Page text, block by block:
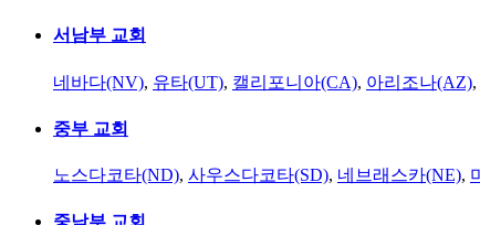
서남부 교회
네바다(NV), 유타(UT), 캘리포니아(CA), 아리조나(AZ),
중부 교회
노스다코타(ND), 사우스다코타(SD), 네브래스카(NE),